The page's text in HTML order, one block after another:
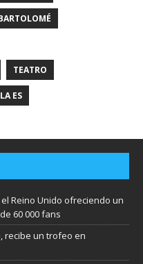
TEATRO
ES
Reino Unido ofreciendo un
60 000 fans
recibe un trofeo en